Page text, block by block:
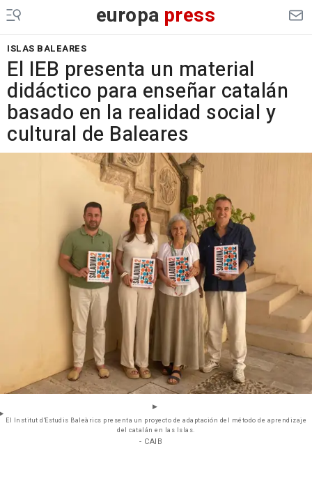
europa press
ISLAS BALEARES
El IEB presenta un material
didáctico para enseñar catalán
basado en la realidad social y
cultural de Baleares
El Institut d'Estudis Baleàrics presenta un proyecto de adaptación del método de aprendizaje
del catalán en las Islas.
- CAIB